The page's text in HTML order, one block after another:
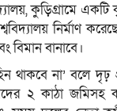
কুড়িগ্রামে একটি
নির্মাণ
বিমান বানাবে।
থাকবে না’ বলে
২ কাঠা জমিসহ